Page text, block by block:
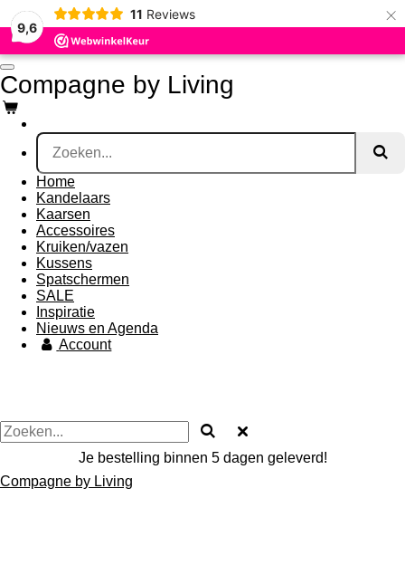
9,6
11 Reviews ×
Ga
direct
naar
de
hoofdinhoud
Compagne by Living
Home
Kandelaars
Kaarsen
Accessoires
Kruiken/vazen
Kussens
Spatschermen
SALE
Inspiratie
Nieuws en Agenda
Account
Je bestelling binnen 5 dagen geleverd!
Compagne by Living